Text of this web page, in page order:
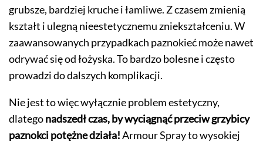
grubsze, bardziej kruche i łamliwe. Z czasem zmienią
kształt i ulegną nieestetycznemu zniekształceniu. W
zaawansowanych przypadkach paznokieć może nawet
odrywać się od łożyska. To bardzo bolesne i często
prowadzi do dalszych komplikacji.
Nie jest to więc wyłącznie problem estetyczny,
dlategonadszedł czas, by wyciągnąć przeciw grzybicy
paznokci potężne działa!Armour Spray to wysokiej